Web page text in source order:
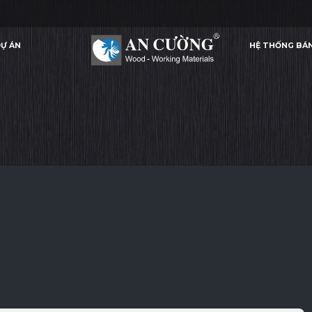
ÁN HỆ THỐNG
LAMINATE
ROYAL WHITE ROYAL WHITE ROYAL WHITE